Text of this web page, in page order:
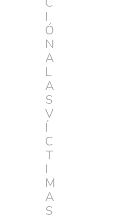
I
Ó
N
A
L
A
S
V
Í
C
T
I
M
A
S